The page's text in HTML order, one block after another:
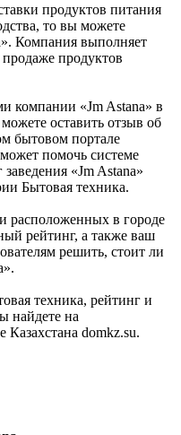
продуктов питания
то вы можете
Компания выполняет
продуктов
компании «Jm Astana» в
оставить отзыв об
бытовом портале
помочь системе
«Jm Astana»
Бытовая техника.
расположенных в городе
рейтинг, а также ваш
решить, стоит ли
техника, рейтинг и
найдете на
domkz.su.